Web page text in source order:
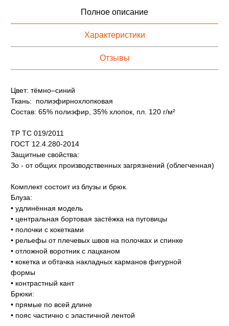
Полное описание
Характеристики
Отзывы
Цвет: тёмно–синий
Ткань: полиэфирнохлопковая
Состав: 65% полиэфир, 35% хлопок, пл. 120 г/м²
ТР ТС 019/2011
ГОСТ 12.4.280-2014
Защитные свойства:
Зо - от общих производственных загрязнений (облегченная)
Комплект состоит из блузы и брюк.
Блуза:
• удлинённая модель
• центральная бортовая застёжка на пуговицы
• полочки с кокетками
• рельефы от плечевых швов на полочках и спинке
• отложной воротник с лацканом
• кокетка и обтачка накладных карманов фигурной
формы
• контрастный кант
Брюки:
• прямые по всей длине
• пояс частично с эластичной лентой